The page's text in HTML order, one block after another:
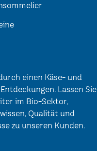
einen Käse- und
Lassen Sie
im Bio-Sektor,
Qualität und
zu unseren Kunden.